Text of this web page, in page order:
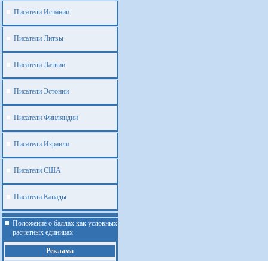
Писатели Испании
Писатели Литвы
Писатели Латвии
Писатели Эстонии
Писатели Финляндии
Писатели Израиля
Писатели США
Писатели Канады
Положение о баллах как условных
расчетных единицах
Реклама